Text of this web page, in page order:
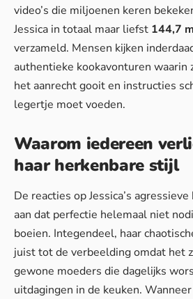
video’s die miljoenen keren
Jessica in totaal maar liefst 144,7
verzameld. Mensen kijken
authentieke kookavonturen waarin
het aanrecht gooit en instructies
legertje moet voeden.
Waarom iedereen
haar herkenbare stijl
De reacties op Jessica’s
aan dat perfectie helemaal niet
boeien. Integendeel, haar
juist tot de verbeelding omdat het
gewone moeders die dagelijks
uitdagingen in de keuken.